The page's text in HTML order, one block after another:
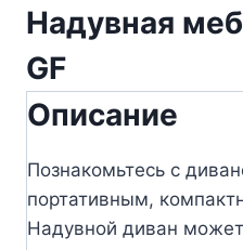
Надувная
GF
Описание
Познакомьтесь с
портативным,
Надувной диван